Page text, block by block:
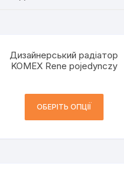
Дизайнерський радіатор
KOMEX Rene pojedynczy
ОБЕРІТЬ ОПЦІЇ